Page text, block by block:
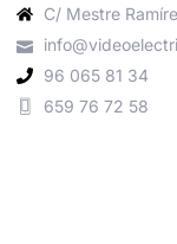
C/ Mestre
96 065 81 34
659 76 72 58